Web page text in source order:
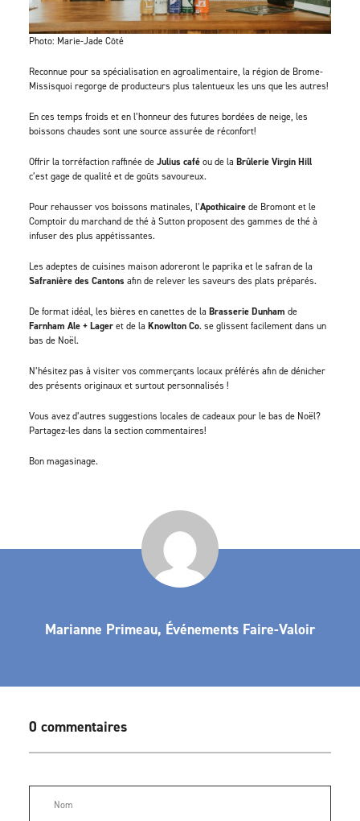
Photo: Marie-Jade Côté
Reconnue pour sa spécialisation en agroalimentaire, la région de Brome-
Missisquoi regorge de producteurs plus talentueux les uns que les autres!
En ces temps froids et en l’honneur des futures bordées de neige, les
boissons chaudes sont une source assurée de réconfort!
Offrir la torréfaction raffinée deJulius caféou de la BrûlerieVirgin Hill
c’est gage de qualité et de goûts savoureux.
Pour rehausser vos boissons matinales, l’Apothicairede Bromont et le
Comptoir du marchand de thé à Sutton proposent des gammes de thé à
infuser des plus appétissantes.
Les adeptes de cuisines maison adoreront le paprika et le safran de la
Safranière des Cantons afin de relever les saveurs des plats préparés.
De format idéal, les bières en canettes de la Brasserie Dunham de
Farnham Ale + Lageret de la Knowlton Co. se glissent facilement dans un
bas de Noël.
N’hésitez pas à visiter vos commerçants locaux préférés afin de dénicher
des présents originaux et surtout personnalisés !
Vous avez d’autres suggestions locales de cadeaux pour le bas de Noël?
Partagez-les dans la section commentaires!
Bon magasinage.
Marianne Primeau, Événements Faire-Valoir
0 commentaires